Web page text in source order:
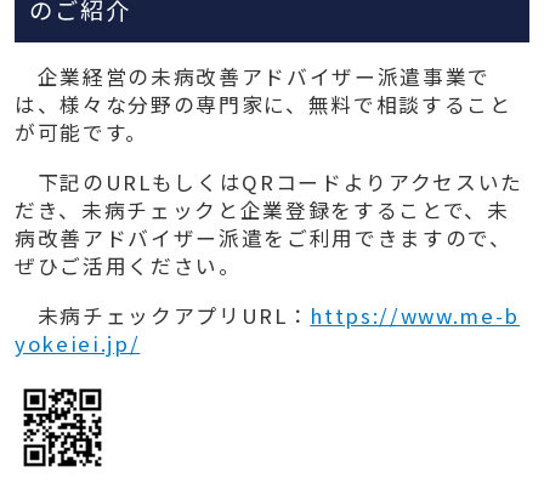
のご紹介
企業経営の未病改善アドバイザー派遣事業で
は、様々な分野の専門家に、無料で相談すること
が可能です。
下記の URLもしくはQR コードよりアクセスいた
だき、未病チェックと企業登録をすることで、未
病改善アドバイザー派遣をご利用できますので、
ぜひご活用ください。
未病チェックアプリURL： https://www.me-b
yokeiei.jp/